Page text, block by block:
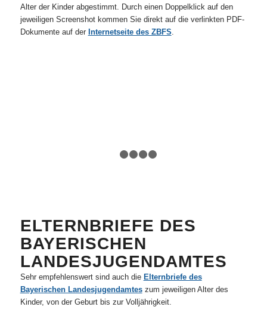
Alter der Kinder abgestimmt. Durch einen Doppelklick auf den
jeweiligen Screenshot kommen Sie direkt auf die verlinkten PDF-
Dokumente auf der Internetseite des ZBFS.
ELTERNBRIEFE DES
BAYERISCHEN
LANDESJUGENDAMTES
Sehr empfehlenswert sind auch die Elternbriefe des
Bayerischen Landesjugendamteszum jeweiligen Alter des
Kinder, von der Geburt bis zur Volljährigkeit.